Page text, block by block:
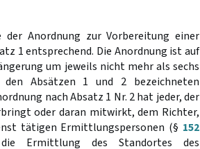
Anordnung zur Vorbereitung einer
1 entsprechend. Die Anordnung ist auf
um jeweils nicht mehr als sechs
Absätzen 1 und 2 bezeichneten
nach Absatz 1 Nr. 2 hat jeder, der
oder daran mitwirkt, dem Richter,
tätigen Ermittlungspersonen (§ 152
die Ermittlung des Standortes des